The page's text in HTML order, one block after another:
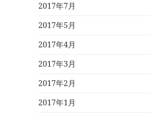
2017年7月
2017年5月
2017年4月
2017年3月
2017年2月
2017年1月